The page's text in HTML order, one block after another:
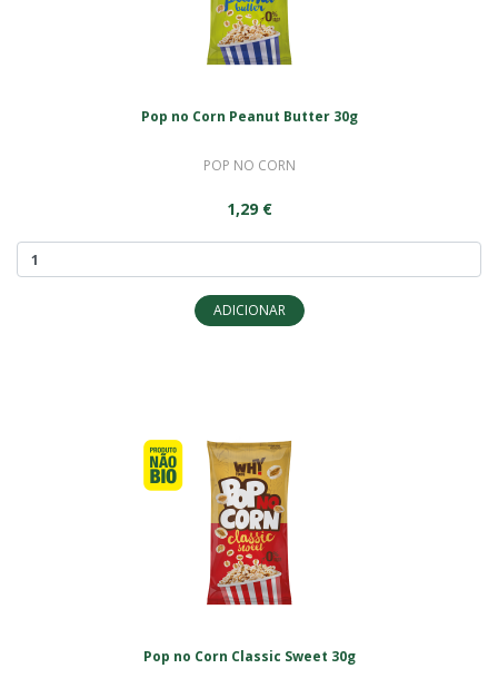
Pop no Corn Peanut Butter 30g
POP NO CORN
1,29 €
ADICIONAR
Pop no Corn Classic Sweet 30g